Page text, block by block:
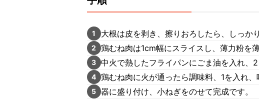
1 大根は皮を剥き、擦りおろしたら、しっか
2 鶏むね肉は1cm幅にスライスし、薄力粉を
3 中火で熱したフライパンにごま油を入れ、2
4 鶏むね肉に火が通ったら調味料、1を入れ、
5 器に盛り付け、小ねぎをのせて完成です。